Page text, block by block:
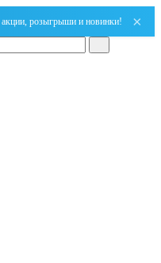
розыгрыши и новинки! ×